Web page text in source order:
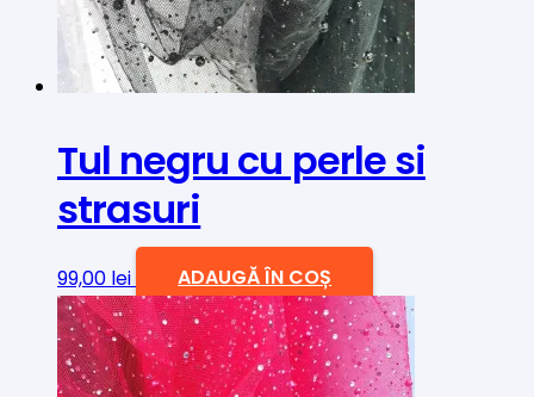
Tul negru cu perle si
strasuri
99,00 lei ADAUGĂ ÎN COȘ